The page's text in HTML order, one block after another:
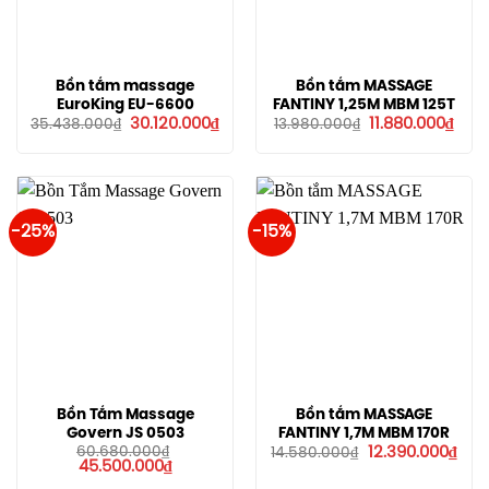
Bồn tắm massage
EuroKing EU-6600
35.438.000₫ Giá
30.120.000₫Giá
30.120.000₫.
Bồn tắm MASSAGE
FANTINY 1,25M MBM 125T
13.980.000₫ Giá
11.880.000₫Giá
-25%
Bồn Tắm Massage
Govern JS 0503
60.680.000₫
Giá
45.500.000₫Giá
-15%
Bồn tắm MASSAGE
FANTINY 1,7M MBM 170R
14.580.000₫
Giá
12.390.000₫Giá